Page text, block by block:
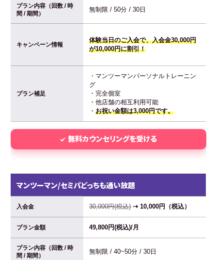
プラン内容（回数 / 時
間 / 期間）
無制限 / 50分 / 30日
キャンペーン情報
体験当日のご入会で、入会金30,000円
が10,000円に割引！
プラン補足
・マンツーマンパーソナルトレーニン
グ
・完全個室
・他店舗の相互利用可能
・お祝い金額は3,000円です。
無料カウンセリングを受ける
マンツーマン/セミパどっちも通い放題
入会金 30,000円(税込)⇢ 10,000円（税込）
プラン金額 49,800円(税込)/月
プラン内容（回数 / 時
間 / 期間）
無制限 / 40~50分 / 30日